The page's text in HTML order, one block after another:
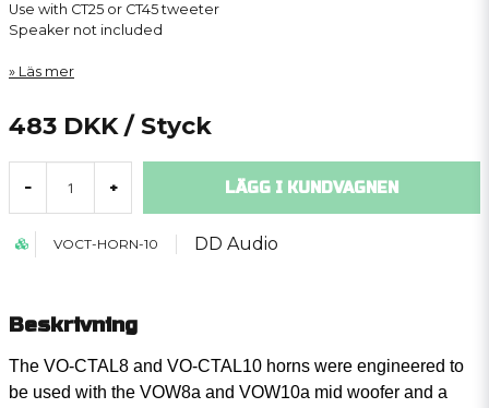
Use with CT25 or CT45 tweeter
Speaker not included
Läs mer
483 DKK / Styck
- + LÄGG I KUNDVAGNEN
VOCT-HORN-10 DD Audio
Beskrivning
The VO-CTAL8 and VO-CTAL10 horns were engineered to
be used with the VOW8a and VOW10a mid woofer and a